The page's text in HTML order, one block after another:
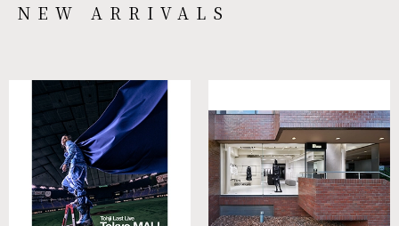
NEW ARRIVALS